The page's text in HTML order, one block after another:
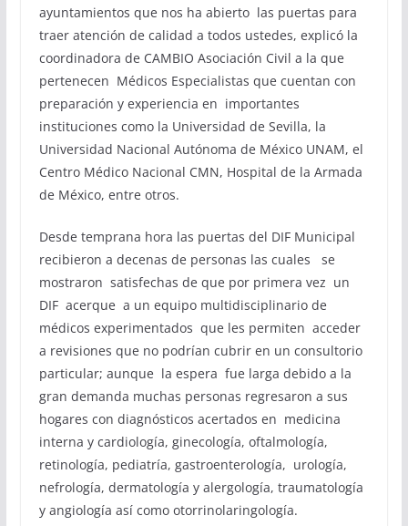
ayuntamientos que nos ha abierto las puertas para
traer atención de calidad a todos ustedes, explicó la
coordinadora de CAMBIO Asociación Civil a la que
pertenecen Médicos Especialistas que cuentan con
preparación y experiencia en importantes
instituciones como la Universidad de Sevilla, la
Universidad Nacional Autónoma de México UNAM, el
Centro Médico Nacional CMN, Hospital de la Armada
de México, entre otros.
Desde temprana hora las puertas del DIF Municipal
recibieron a decenas de personas las cuales se
mostraron satisfechas de que por primera vez un
DIF acerque a un equipo multidisciplinario de
médicos experimentados que les permiten acceder
a revisiones que no podrían cubrir en un consultorio
particular; aunque la espera fue larga debido a la
gran demanda muchas personas regresaron a sus
hogares con diagnósticos acertados en medicina
interna y cardiología, ginecología, oftalmología,
retinología, pediatría, gastroenterología, urología,
nefrología, dermatología y alergología, traumatología
y angiología así como otorrinolaringología.